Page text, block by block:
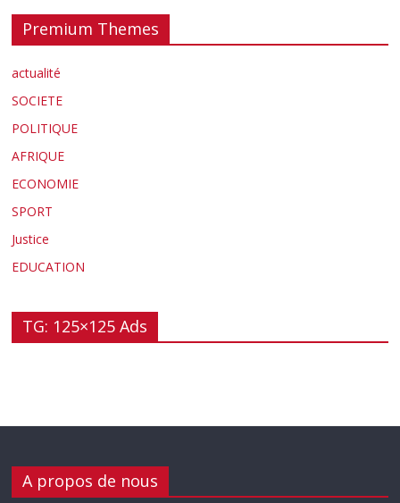
Premium Themes
actualité
SOCIETE
POLITIQUE
AFRIQUE
ECONOMIE
SPORT
Justice
EDUCATION
TG: 125×125 Ads
A propos de nous